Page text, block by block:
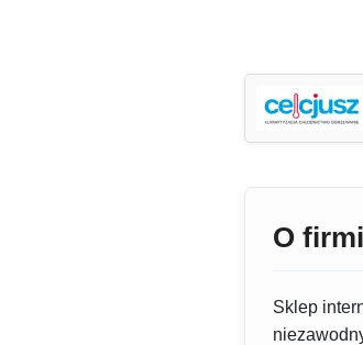
O
Sklep